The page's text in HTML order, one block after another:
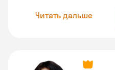
Читать дальше